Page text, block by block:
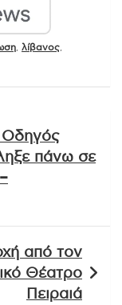
λίβανος
Οδηγός
πάνω σε
από τον
Θέατρο
Πειραιά